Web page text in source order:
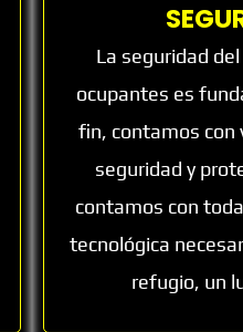
La seguridad
ocupantes es
fin, contamos con
seguridad y
contamos con
tecnológica
refugio, un